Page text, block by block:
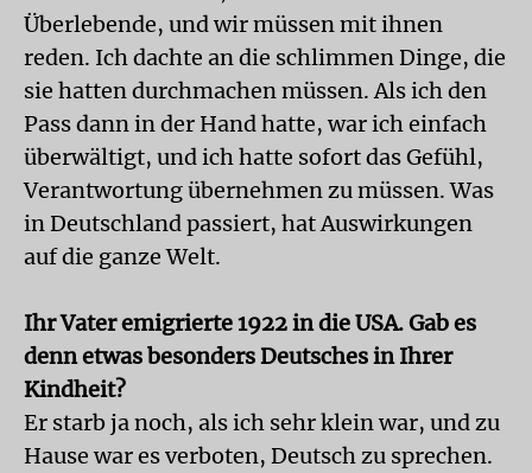
Überlebende, und wir müssen mit ihnen
reden. Ich dachte an die schlimmen Dinge, die
sie hatten durchmachen müssen. Als ich den
Pass dann in der Hand hatte, war ich einfach
überwältigt, und ich hatte sofort das Gefühl,
Verantwortung übernehmen zu müssen. Was
in Deutschland passiert, hat Auswirkungen
auf die ganze Welt.
Ihr Vater emigrierte 1922 in die USA. Gab es
denn etwas besonders Deutsches in Ihrer
Kindheit?
Er starb ja noch, als ich sehr klein war, und zu
Hause war es verboten, Deutsch zu sprechen.